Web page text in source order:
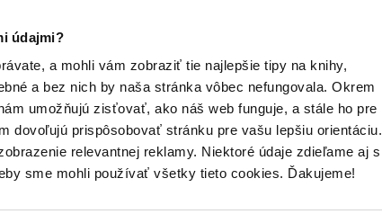
údajmi?
a mohli vám zobraziť tie najlepšie tipy na knihy,
a bez nich by naša stránka vôbec nefungovala. Okrem
umožňujú zisťovať, ako náš web funguje, a stále ho pre
dovoľujú prispôsobovať stránku pre vašu lepšiu orientáciu.
relevantnej reklamy. Niektoré údaje zdieľame aj s
sme mohli používať všetky tieto cookies. Ďakujeme!